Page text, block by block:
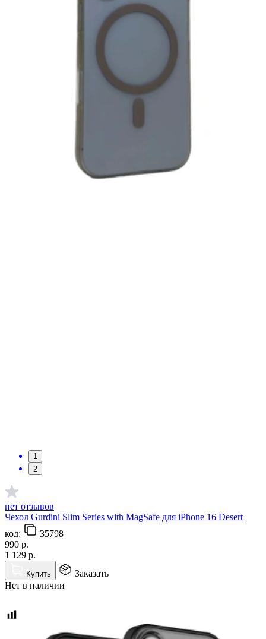
1
2
нет отзывов
Чехол Gurdini Slim Series with MagSafe для iPhone 16 Desert
код:
35798
990 р.
1 129 р.
Купить
Заказать
Нет в наличии